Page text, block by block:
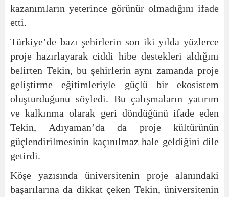
kazanımların yeterince görünür olmadığını ifade
etti.
Türkiye’de bazı şehirlerin son iki yılda yüzlerce
proje hazırlayarak ciddi hibe destekleri aldığını
belirten Tekin, bu şehirlerin aynı zamanda proje
geliştirme eğitimleriyle güçlü bir ekosistem
oluşturduğunu söyledi. Bu çalışmaların yatırım
ve kalkınma olarak geri döndüğünü ifade eden
Tekin, Adıyaman’da da proje kültürünün
güçlendirilmesinin kaçınılmaz hale geldiğini dile
getirdi.
Köşe yazısında üniversitenin proje alanındaki
başarılarına da dikkat çeken Tekin, üniversitenin